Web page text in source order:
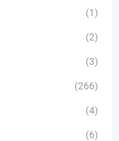
(1)
(2)
(3)
(266)
(4)
(6)